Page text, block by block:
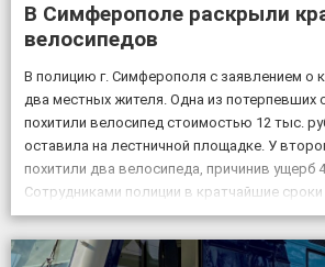
В Симферополе раскрыли
велосипедов
В полицию г. Симферополя с заявлением о
два местных жителя. Одна из потерпевших
похитили велосипед стоимостью 12 тыс.
оставила на лестничной площадке. У
похитили два велосипеда, причинив ущерб
Сотрудниками полиции в кратчайшие
совершении данных преступлений